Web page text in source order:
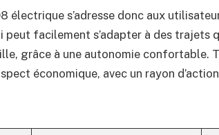
électrique s’adresse donc aux
peut facilement s’adapter à des trajets
grâce à une autonomie confortable.
économique, avec un rayon